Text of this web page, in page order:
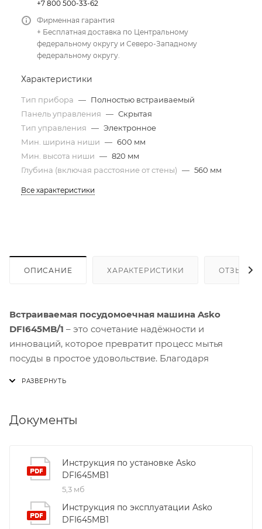
+7 800 500-33-62
Фирменная гарантия
+ Бесплатная доставка по Центральному
федеральному округу и Северо-Западному
федеральному округу.
Характеристики
Тип прибора — Полностью встраиваемый
Панель управления — Скрытая
Тип управления — Электронное
Мин. ширина ниши — 600 мм
Мин. высота ниши — 820 мм
Глубина (включая расстояние от стены) — 560 мм
Все характеристики
ОПИСАНИЕ ХАРАКТЕРИСТИКИ ОТЗЫВЫ
Встраиваемая посудомоечная машина Asko
DFI645MB/1 – это сочетание надёжности и
инноваций, которое превратит процесс мытья
посуды в простое удовольствие. Благодаря
машину.
DFI645MB/1 является системаSuper Cleaning
System™
. Она автоматически регулирует
количество воды и температуры, обеспечивая
глубокую очистку даже самых загрязнённых
предметов. Внутреннее покрытие из 8 стальных
Документы
Инструкция по установке Asko
DFI645MB1
5,3 мб
Инструкция по эксплуатации Asko
DFI645MB1